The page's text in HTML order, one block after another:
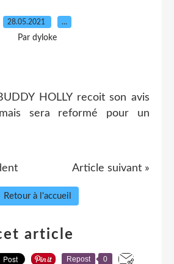
28.05.2021 …
Par dyloke
HOLLY recoit son avis
sera reformé pour un
Article suivant »
Retour à l'accueil
article
Repost 0